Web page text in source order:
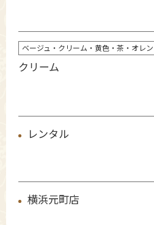
ベージュ・クリーム・黄色・茶・オレ
クリーム
レンタル
横浜元町店